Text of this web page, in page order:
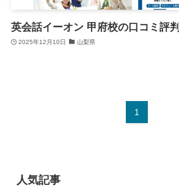
英会話イーオン 甲府校の口コミ評
2025年12月10日 山梨県
1
人気記事